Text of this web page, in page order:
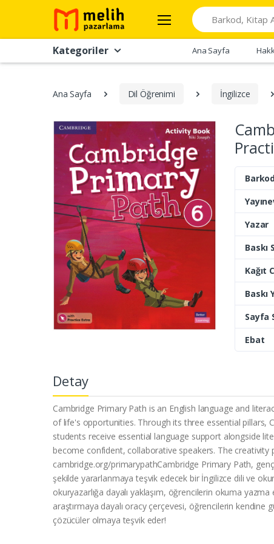
Search
Kategoriler Ana Sayfa
Ana Sayfa Dil Öğrenimi İngilizce
Yazar
Baskı
Kağıt
Baskı
Sayfa
Ebat
Detay
Cambridge Primary Path is an English language and
of life's opportunities. Through its three essential pillars,
students receive essential language support alongside
become confident, collaborative speakers. The
cambridge.org/primarypathCambridge Primary Path, genç
şekilde yararlanmaya teşvik edecek bir İngilizce dili ve
okuryazarlığa dayalı yaklaşım, öğrencilerin okuma
araştırmaya dayalı oracy çerçevesi, öğrencilerin kendine
çözücüler olmaya teşvik eder!